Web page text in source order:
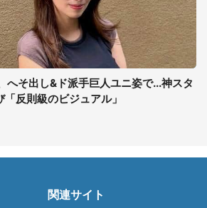
へそ出し&ド派手巨人ユニ姿で...神スタ
反則級のビジュアル」
関連サイト